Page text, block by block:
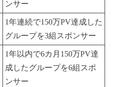
ンサー
1年連続で150万PV達成した
グループを3組スポンサー
1年以内で6カ月150万PV達
成したグループを6組スポ
ンサー